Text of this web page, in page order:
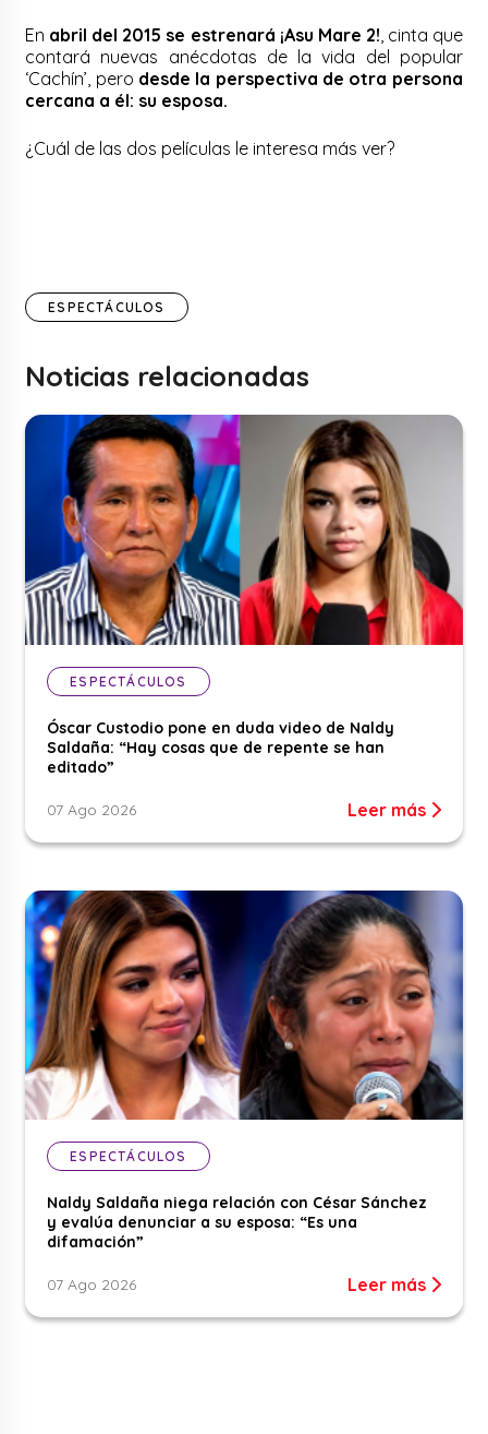
En abril del 2015 se estrenará ¡Asu Mare 2!, cinta que
contará nuevas anécdotas de la vida del popular
‘Cachín’, pero desde la perspectiva de otra persona
cercana a él: su esposa.
¿Cuál de las dos películas le interesa más ver?
ESPECTÁCULOS
Noticias relacionadas
ESPECTÁCULOS
Óscar Custodio pone en duda video de Naldy
Saldaña: “Hay cosas que de repente se han
editado”
07 Ago 2026 Leer más
ESPECTÁCULOS
Naldy Saldaña niega relación con César Sánchez
y evalúa denunciar a su esposa: “Es una
difamación”
07 Ago 2026 Leer más